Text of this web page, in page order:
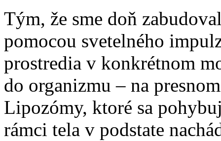
Tým, že sme doň
pomocou svetelného
prostredia v konkrétnom
do organizmu – na
Lipozómy, ktoré sa
rámci tela v podstate